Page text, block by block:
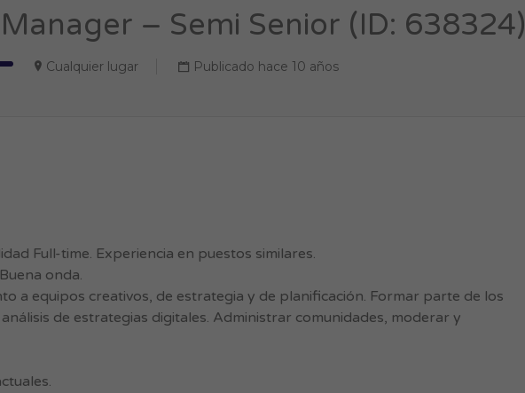
– Semi Senior (ID: 638324)
Cualquier lugar Publicado hace 10 años
Full-time. Experiencia en puestos similares.
onda.
a equipos creativos, de estrategia y de planificación. Formar parte de los
de estrategias digitales. Administrar comunidades, moderar y